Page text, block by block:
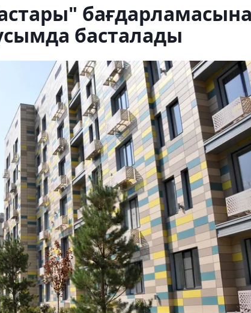
басталады